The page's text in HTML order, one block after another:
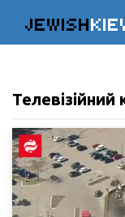
JEWISH
Телевізійний